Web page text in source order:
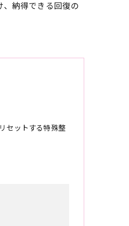
納得できる回復の
セットする特殊整